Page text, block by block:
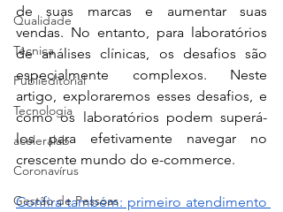
Qualidade
Técnica
Publieditorial
Tecnologia
aceleralab
Coronavírus
Gestão de Pessoas
de suas marcas e aumentar suas
vendas. No entanto, para laboratórios
de análises clínicas, os desafios são
especialmente complexos. Neste
artigo, exploraremos esses desafios, e
como os laboratórios podem superá-
los para efetivamente navegar no
crescente mundo do e-commerce.
Confira também: primeiro atendimento